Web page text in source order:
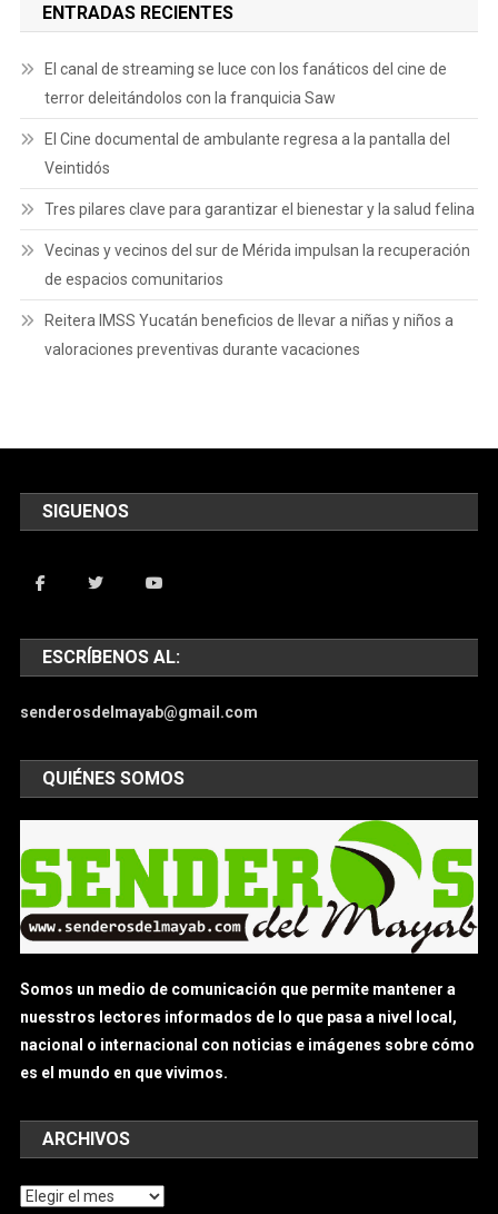
ENTRADAS RECIENTES
El canal de streaming se luce con los fanáticos del cine de
terror deleitándolos con la franquicia Saw
El Cine documental de ambulante regresa a la pantalla del
Veintidós
Tres pilares clave para garantizar el bienestar y la salud felina
Vecinas y vecinos del sur de Mérida impulsan la recuperación
de espacios comunitarios
Reitera IMSS Yucatán beneficios de llevar a niñas y niños a
valoraciones preventivas durante vacaciones
SIGUENOS
ESCRÍBENOS AL:
senderosdelmayab@gmail.com
QUIÉNES SOMOS
Somos un medio de comunicación que permite mantener a
nuesstros lectores informados de lo que pasa a nivel local,
nacional o internacional con noticias e imágenes sobre cómo
es el mundo en que vivimos.
ARCHIVOS
Archivos